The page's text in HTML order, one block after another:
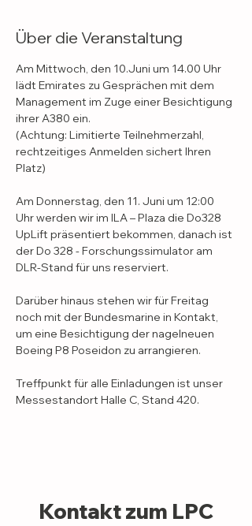
Über die Veranstaltung
Am Mittwoch, den 10.Juni um 14.00 Uhr
lädt Emirates zu Gesprächen mit dem
Management im Zuge einer Besichtigung
ihrer A380 ein.
(Achtung: Limitierte Teilnehmerzahl,
rechtzeitiges Anmelden sichert Ihren
Platz)
Am Donnerstag, den 11. Juni um 12:00
Uhr werden wir im ILA – Plaza die Do328
UpLift präsentiert bekommen, danach ist
der Do 328 - Forschungssimulator am
DLR-Stand für uns reserviert.
Darüber hinaus stehen wir für Freitag
noch mit der Bundesmarine in Kontakt,
um eine Besichtigung der nagelneuen
Boeing P8 Poseidon zu arrangieren.
Treffpunkt für alle Einladungen ist unser
Messestandort Halle C, Stand 420.
Kontakt zum LPC